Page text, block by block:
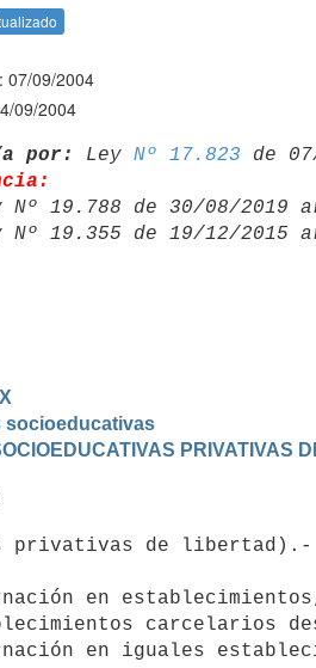
07/09/2004
09/2004
a por: Ley Nº 17.823
Nº 19.788 de 30/08/2019
Ley Nº 19.355 de 19/12/2015
socioeducativas
PRIVATIVAS
en
en iguales